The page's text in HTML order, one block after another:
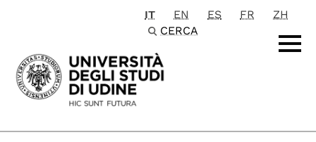
Passa al contenuto principale
IT EN ES FR
ZH
CERCA